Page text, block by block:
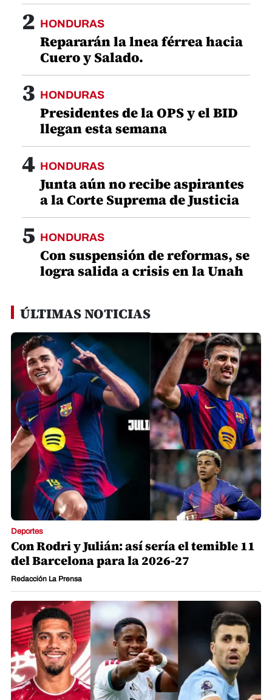
2 HONDURAS
Repararán la lnea férrea hacia
Cuero y Salado.
3 HONDURAS
Presidentes de la OPS y el BID
llegan esta semana
4 HONDURAS
Junta aún no recibe aspirantes
a la Corte Suprema de Justicia
5 HONDURAS
Con suspensión de reformas, se
logra salida a crisis en la Unah
ÚLTIMAS NOTICIAS
Deportes
Con Rodri y Julián: así sería el temible 11
del Barcelona para la 2026-27
Redacción La Prensa